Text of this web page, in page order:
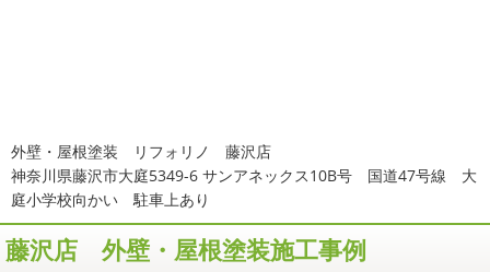
外壁・屋根塗装 リフォリノ 藤沢店
神奈川県藤沢市大庭5349-6 サンアネックス10B号 国道47号線 大
庭小学校向かい 駐車上あり
藤沢店 外壁・屋根塗装施工事例